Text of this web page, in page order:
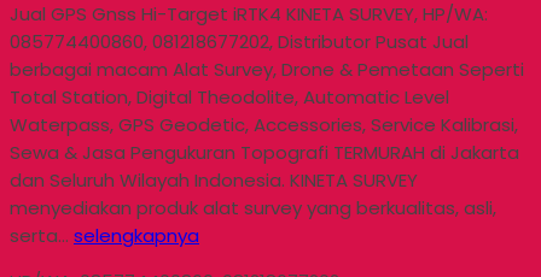
Jual GPS Gnss Hi-Target iRTK4 KINETA SURVEY, HP/WA:
085774400860, 081218677202, Distributor Pusat Jual
berbagai macam Alat Survey, Drone & Pemetaan Seperti
Total Station, Digital Theodolite, Automatic Level
Waterpass, GPS Geodetic, Accessories, Service Kalibrasi,
Sewa & Jasa Pengukuran Topografi TERMURAH di Jakarta
dan Seluruh Wilayah Indonesia. KINETA SURVEY
menyediakan produk alat survey yang berkualitas, asli,
serta… selengkapnya